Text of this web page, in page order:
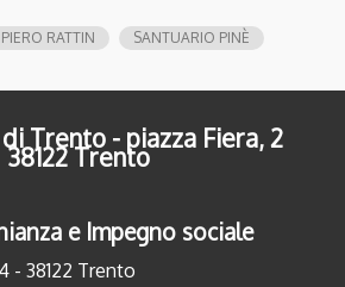
PIERO RATTIN SANTUARIO PINÈ
Trento - piazza Fiera, 2
38122 Trento
e Impegno sociale
- 38122 Trento